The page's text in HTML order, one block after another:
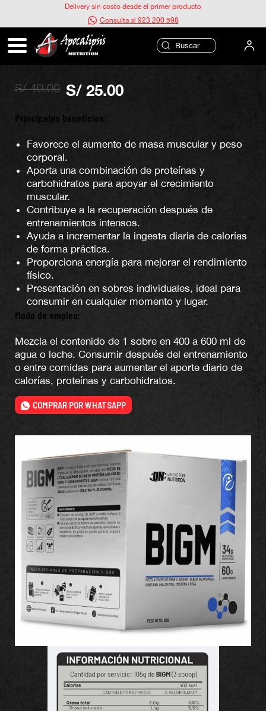
Delivery sin costo desde el primer producto
Consulta al 923 200 598
BIGM Caja 10 und – Universe Nutrition
(Chocolate)
S/40.00
El
era:
S/ 40.00.
S/ 25.00
El
es:
S/ 25.00.
Principales beneficios:
Favorece el aumento de masa muscular y peso
corporal.
Aporta una combinación de proteínas y
carbohidratos para apoyar el crecimiento
muscular.
Contribuye a la recuperación después de
entrenamientos intensos.
Ayuda a incrementar la ingesta diaria de calorías
de forma práctica.
Proporciona energía para mejorar el rendimiento
físico.
Presentación en sobres individuales, ideal para
consumir en cualquier momento y lugar.
Modo de empleo:
Mezcla el contenido de 1 sobre en 400 a 600 ml de
agua o leche. Consumir después del entrenamiento
o entre comidas para aumentar el aporte diario de
calorías, proteínas y carbohidratos.
COMPRAR POR WHATSAPP